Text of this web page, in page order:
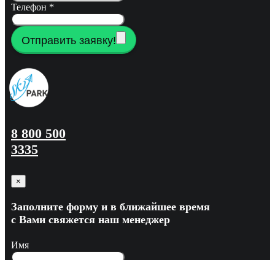
Телефон *
Отправить заявку!
8 800 500
3335
×
Заполните форму и в ближайшее время
с Вами свяжется наш менеджер
Имя